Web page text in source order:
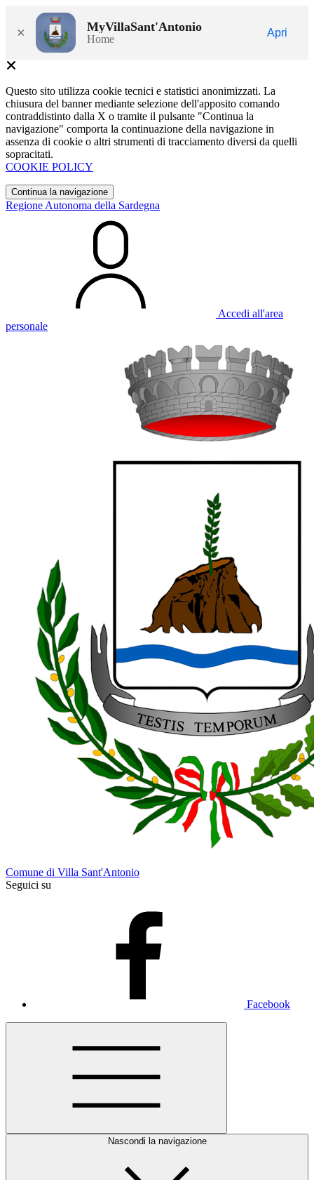
× MyVillaSant'Antonio
Home
Apri
Questo sito utilizza cookie tecnici e statistici anonimizzati. La
chiusura del banner mediante selezione dell'apposito comando
contraddistinto dalla X o tramite il pulsante "Continua la
navigazione" comporta la continuazione della navigazione in
assenza di cookie o altri strumenti di tracciamento diversi da quelli
sopracitati.
COOKIE POLICY
Continua la navigazione
Regione Autonoma della Sardegna
Accedi all'area
personale
Comune di Villa Sant'Antonio
Seguici su
Facebook
Nascondi la navigazione